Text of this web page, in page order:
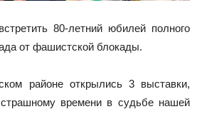
80-летний юбилей полного
от фашистской блокады.
районе открылись 3 выставки,
времени в судьбе нашей